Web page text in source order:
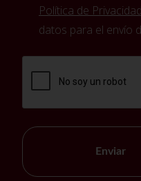
Política de Privacidad
datos para el envío
Enviar